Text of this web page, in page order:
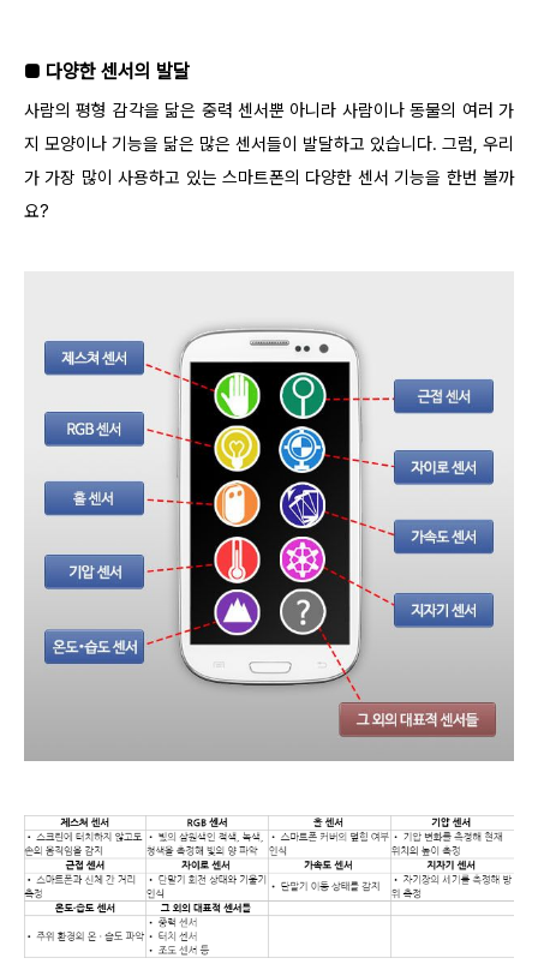
■ 다양한 센서의 발달
사람의 평형 감각을 닮은 중력 센서뿐 아니라 사람이나 동물의 여러 가
지 모양이나 기능을 닮은 많은 센서들이 발달하고 있습니다. 그럼, 우리
가 가장 많이 사용하고 있는 스마트폰의 다양한 센서 기능을 한번 볼까
요?